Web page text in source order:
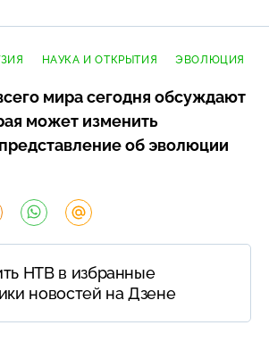
НАУКА И ОТКРЫТИЯ ЭВОЛЮЦИЯ
мира сегодня обсуждают
может изменить
об эволюции
НТВ в избранные
новостей на Дзене